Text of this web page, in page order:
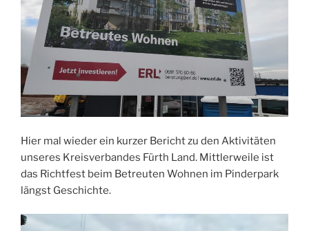
Hier mal wieder ein kurzer Bericht zu den Aktivitäten
unseres Kreisverbandes Fürth Land. Mittlerweile ist
das Richtfest beim Betreuten Wohnen im Pinderpark
längst Geschichte.